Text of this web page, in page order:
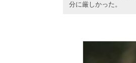
分に厳しかった。